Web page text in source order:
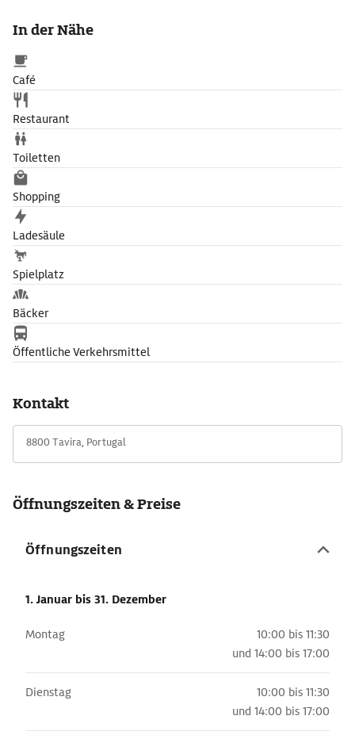
In der Nähe
Café
Restaurant
Toiletten
Shopping
Ladesäule
Spielplatz
Bäcker
Öffentliche Verkehrsmittel
Kontakt
8800 Tavira, Portugal
Öffnungszeiten & Preise
Öffnungszeiten
1. Januar bis 31. Dezember
Montag
10:00 bis 11:30
und 14:00 bis 17:00
Dienstag
10:00 bis 11:30
und 14:00 bis 17:00